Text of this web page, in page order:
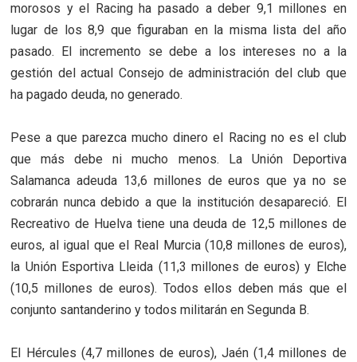
morosos y el Racing ha pasado a deber 9,1 millones en
lugar de los 8,9 que figuraban en la misma lista del año
pasado. El incremento se debe a los intereses no a la
gestión del actual Consejo de administración del club que
ha pagado deuda, no generado.
Pese a que parezca mucho dinero el Racing no es el club
que más debe ni mucho menos. La Unión Deportiva
Salamanca adeuda 13,6 millones de euros que ya no se
cobrarán nunca debido a que la institución desapareció. El
Recreativo de Huelva tiene una deuda de 12,5 millones de
euros, al igual que el Real Murcia (10,8 millones de euros),
la Unión Esportiva Lleida (11,3 millones de euros) y Elche
(10,5 millones de euros). Todos ellos deben más que el
conjunto santanderino y todos militarán en Segunda B.
El Hércules (4,7 millones de euros), Jaén (1,4 millones de